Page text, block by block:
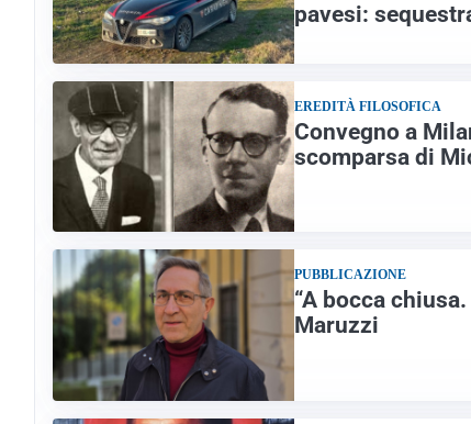
pavesi:
EREDITÀ FILOSOFICA
Convegno a
scomparsa di
PUBBLICAZIONE
“A bocca
Maruzzi